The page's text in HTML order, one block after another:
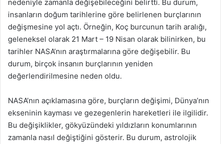
nedeniyle zamanla değişebileceğini belirtti. Bu durum,
insanların doğum tarihlerine göre belirlenen burçlarının
değişmesine yol açtı. Örneğin, Koç burcunun tarih aralığı,
geleneksel olarak 21 Mart – 19 Nisan olarak bilinirken, bu
tarihler NASA’nın araştırmalarına göre değişebilir. Bu
durum, birçok insanın burçlarının yeniden
değerlendirilmesine neden oldu.
NASA’nın açıklamasına göre, burçların değişimi, Dünya’nın
ekseninin kayması ve gezegenlerin hareketleri ile ilgilidir.
Bu değişiklikler, gökyüzündeki yıldızların konumlarının
zamanla nasıl değiştiğini gösterir. Bu durum, astrolojik